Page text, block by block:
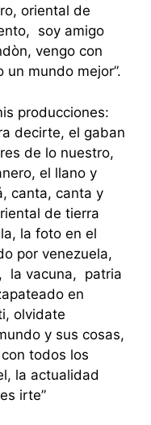
oriental de
soy amigo
vengo con
mundo mejor”.
producciones:
decirte, el gaban
de lo nuestro,
el llano y
canta, canta y
de tierra
la foto en el
por venezuela,
la vacuna, patria
en
olvidate
y sus cosas,
todos los
la actualidad
irte”